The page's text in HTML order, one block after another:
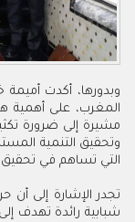
وبدورها، أكدت أميمة خليل الفن، رئيسة حركة الشباب من أجل المناخ -
المغرب، على أهمية
مشيرة إلى ضرورة
وتحقيق التنمية
التي تساهم في تحقيق
تجدر الإشارة إلى
شبابية رائدة تهدف